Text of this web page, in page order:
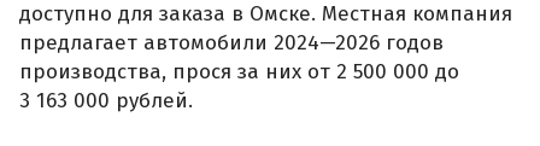
доступно для заказа в Омске. Местная компания
предлагает автомобили 2024—2026 годов
производства, прося за них от 2 500 000 до
3 163 000 рублей.